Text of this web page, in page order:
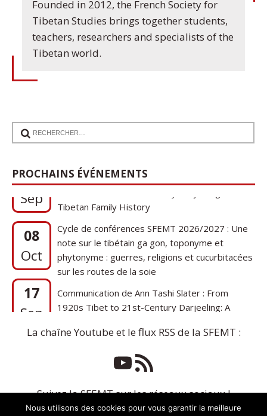
Founded in 2012, the French Society for
Tibetan Studies brings together students,
teachers, researchers and specialists of the
Tibetan world.
PROCHAINS ÉVÉNEMENTS
17
Sep
Communication de Ann Tashi Slater : From
1920s Tibet to 21st-Century Darjeeling: A
08
Oct
note sur le tibétain ga gon, toponyme et
phytonyme : guerres, religions et cucurbitacées
sur les routes de la soie
17
Sep
1920s Tibet to 21st-Century Darjeeling: A
Tibetan Family History
La chaîne Youtube et le flux RSS de la SFEMT :
Suivez la SFEMT sur les réseaux sociaux !
Nous utilisons des cookies pour vous garantir la meilleure